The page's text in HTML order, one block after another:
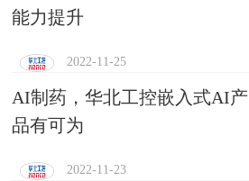
能力提升
2022-11-25
AI制药，华北工控嵌入式AI产
品有可为
2022-11-23